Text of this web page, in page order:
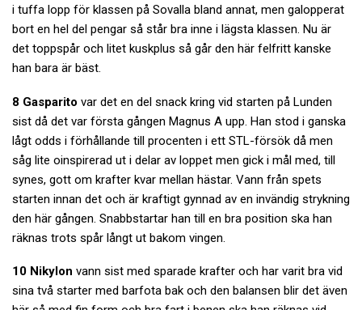
i tuffa lopp för klassen på Sovalla bland annat, men galopperat
bort en hel del pengar så står bra inne i lägsta klassen. Nu är
det toppspår och litet kuskplus så går den här felfritt kanske
han bara är bäst.
8 Gasparito var det en del snack kring vid starten på Lunden
sist då det var första gången Magnus A upp. Han stod i ganska
lågt odds i förhållande till procenten i ett STL-försök då men
såg lite oinspirerad ut i delar av loppet men gick i mål med, till
synes, gott om krafter kvar mellan hästar. Vann från spets
starten innan det och är kraftigt gynnad av en invändig strykning
den här gången. Snabbstartar han till en bra position ska han
räknas trots spår långt ut bakom vingen.
10 Nikylon vann sist med sparade krafter och har varit bra vid
sina två starter med barfota bak och den balansen blir det även